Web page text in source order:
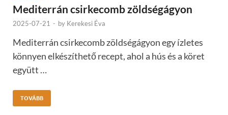
Mediterrán csirkecomb zöldségágyon
2025-07-21 - by Kerekesi Éva
Mediterrán csirkecomb zöldségágyon egy ízletes
könnyen elkészíthető recept, ahol a hús és a köret
együtt …
TOVÁBB